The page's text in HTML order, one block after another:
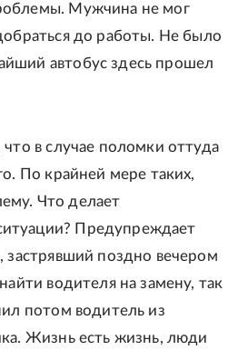
Мужчина не мог
до работы. Не было
автобус здесь прошел
в случае поломки оттуда
По крайней мере таких,
Что делает
Предупреждает
застрявший поздно вечером
водителя на замену, так
потом водитель из
Жизнь есть жизнь, люди